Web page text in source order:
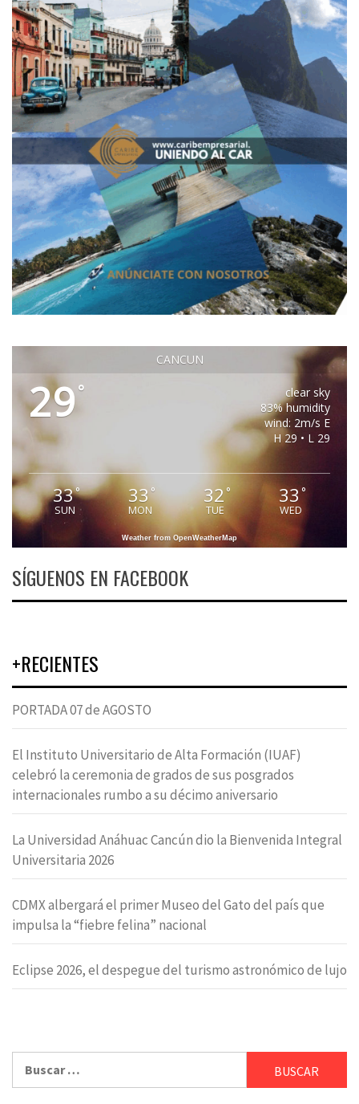
CANCUN
29°
clear sky
83% humidity
wind: 2m/s E
H 29 • L 29
33°
SUN
33°
MON
32°
TUE
33°
WED
Weather from OpenWeatherMap
SÍGUENOS EN FACEBOOK
+RECIENTES
PORTADA 07 de AGOSTO
El Instituto Universitario de Alta Formación (IUAF)
celebró la ceremonia de grados de sus posgrados
internacionales rumbo a su décimo aniversario
La Universidad Anáhuac Cancún dio la Bienvenida Integral
Universitaria 2026
CDMX albergará el primer Museo del Gato del país que
impulsa la “fiebre felina” nacional
Eclipse 2026, el despegue del turismo astronómico de lujo